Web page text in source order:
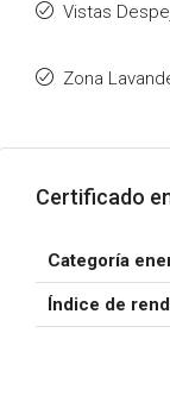
Vistas
Zona
Certificado
Categoría
Índice de